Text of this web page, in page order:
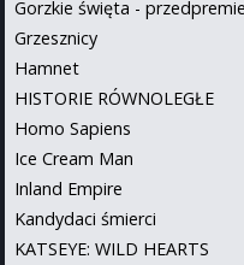
Gorzkie święta -
Grzesznicy
Hamnet
HISTORIE RÓWNOLEGŁE
Homo Sapiens
Ice Cream Man
Inland Empire
Kandydaci śmierci
KATSEYE: WILD HEARTS